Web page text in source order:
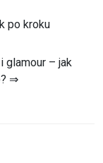
po kroku
glamour – jak
⇒